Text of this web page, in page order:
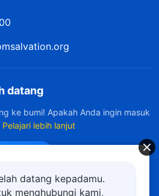
datang
ke bumi! Apakah Anda ingin masuk
Pelajari lebih lanjut
datang kepadamu.
menghubungi kami,